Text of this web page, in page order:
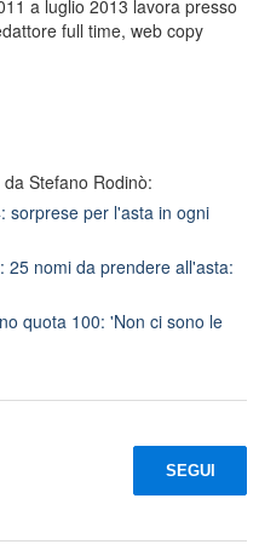
a luglio 2013 lavora presso
full time, web copy
Stefano Rodinò:
sorprese per l'asta in ogni
25 nomi da prendere all'asta:
quota 100: 'Non ci sono le
SEGUI